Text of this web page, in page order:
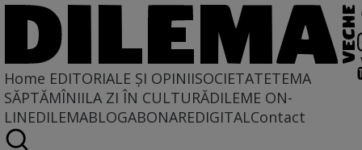
Home EDITORIALE ȘI OPINIISOCIETATETEMA
SĂPTĂMÎNIILA ZI ÎN CULTURĂDILEME ON-
LINEDILEMABLOGABONAREDIGITALContact